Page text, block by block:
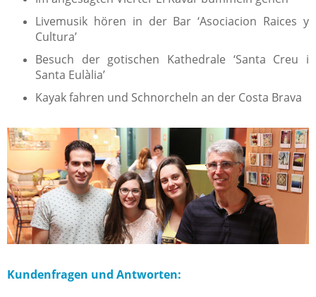
Livemusik hören in der Bar ‘Asociacion Raices y
Cultura’
Besuch der gotischen Kathedrale ‘Santa Creu i
Santa Eulàlia’
Kayak fahren und Schnorcheln an der Costa Brava
Kundenfragen und Antworten: